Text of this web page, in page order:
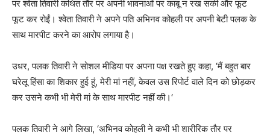
पर श्‍वेता तिवारी कथित तौर पर अपनी भावनाओं पर काबू न रख सकी और फूट
फूट कर रोईं। श्‍वेता तिवारी ने अपने पति अभिनव कोहली पर अपनी बेटी पलक के
साथ मारपीट करने का आरोप लगाया है।
उधर, पलक तिवारी ने सोशल मीडिया पर अपना पक्ष रखते हुए कहा, ‘मैं बहुत बार
घरेलू हिंसा का शिकार हुई हूं, मेरी मां नहीं, केवल उस रिपोर्ट वाले दिन को छोड़कर
कर उसने कभी भी मेरी मां के साथ मारपीट नहीं की।‘
पलक तिवारी ने आगे लिखा, ‘अभिनव कोहली ने कभी भी शारीरिक तौर पर